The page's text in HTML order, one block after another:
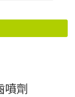
噴劑